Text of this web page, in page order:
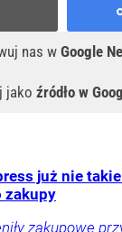
nas w Google
jako źródło w
już nie
zakupy
zakupowe